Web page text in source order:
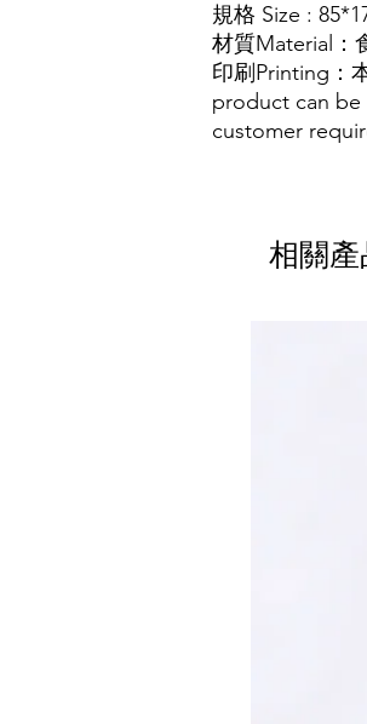
規格 Size :
材質Material ：
印刷Printing：
product can
customer
相關產